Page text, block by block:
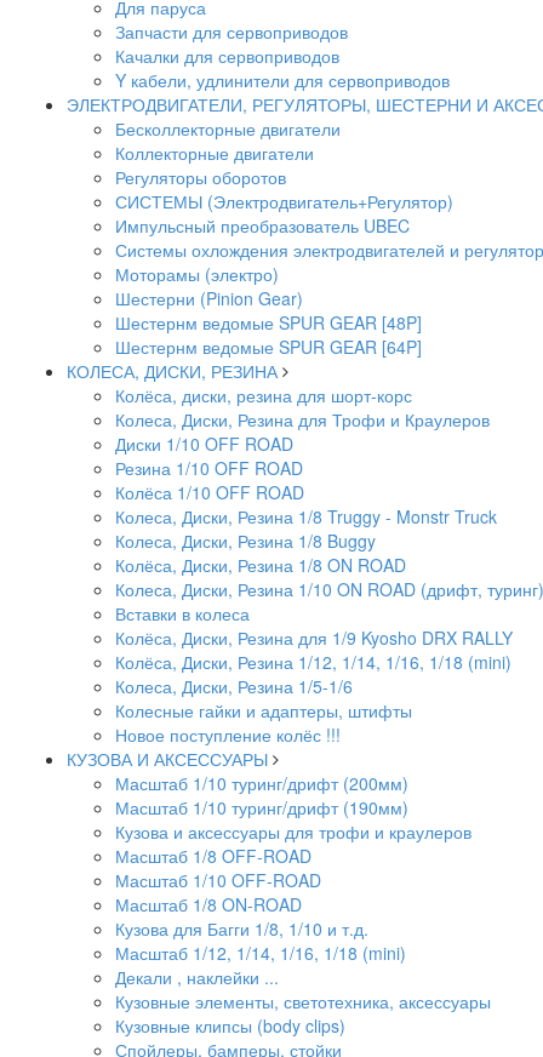
Для паруса
Запчасти для сервоприводов
Качалки для сервоприводов
Y кабели, удлинители для сервоприводов
ЭЛЕКТРОДВИГАТЕЛИ, РЕГУЛЯТОРЫ, ШЕСТЕРНИ И
Бесколлекторные двигатели
Коллекторные двигатели
Регуляторы оборотов
СИСТЕМЫ (Электродвигатель+Регулятор)
Импульсный преобразователь UBEC
Системы охлождения электродвигателей и
Моторамы (электро)
Шестерни (Pinion Gear)
Шестернм ведомые SPUR GEAR [48P]
Шестернм ведомые SPUR GEAR [64P]
КОЛЕСА, ДИСКИ, РЕЗИНА
Колёса, диски, резина для шорт-корс
Колеса, Диски, Резина для Трофи и Краулеров
Диски 1/10 OFF ROAD
Резина 1/10 OFF ROAD
Колёса 1/10 OFF ROAD
Колеса, Диски, Резина 1/8 Truggy - Monstr Truck
Колеса, Диски, Резина 1/8 Buggy
Колёса, Диски, Резина 1/8 ON ROAD
Колеса, Диски, Резина 1/10 ON ROAD (дрифт, туринг)
Вставки в колеса
Колёса, Диски, Резина для 1/9 Kyosho DRX RALLY
Колёса, Диски, Резина 1/12, 1/14, 1/16, 1/18 (mini)
Колеса, Диски, Резина 1/5-1/6
Колесные гайки и адаптеры, штифты
Новое поступление колёс !!!
КУЗОВА И АКСЕССУАРЫ
Масштаб 1/10 туринг/дрифт (200мм)
Масштаб 1/10 туринг/дрифт (190мм)
Кузова и аксессуары для трофи и краулеров
Масштаб 1/8 OFF-ROAD
Масштаб 1/10 OFF-ROAD
Масштаб 1/8 ON-ROAD
Кузова для Багги 1/8, 1/10 и т.д.
Масштаб 1/12, 1/14, 1/16, 1/18 (mini)
Декали , наклейки ...
Кузовные элементы, светотехника, аксессуары
Кузовные клипсы (body clips)
Спойлеры, бамперы, стойки